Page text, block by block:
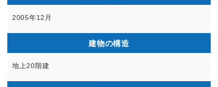
2005年12月
建物の構造
地上20階建